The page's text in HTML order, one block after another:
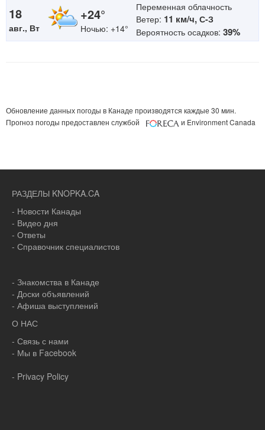
18
авг., Вт
+24°
Ночью: +14°
Переменная облачность
Ветер: 11 км/ч, С-З
Вероятность осадков: 39%
Обновление данных погоды в Канаде производятся каждые 30 мин.
Прогноз погоды предоставлен службой
и Environment Canada
РАЗДЕЛЫ KNOPKA.CA
- Новости Канады
- Видео дня
- Ответы
- Справочник специалистов
- Знакомства в Канаде
- Доски объявлений
- Афиша выступлений
О НАС
- Связь с нами
- Мы в Facebook
- Privacy Policy